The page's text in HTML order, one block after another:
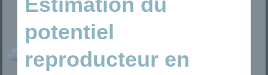
potentiel
reproducteur en